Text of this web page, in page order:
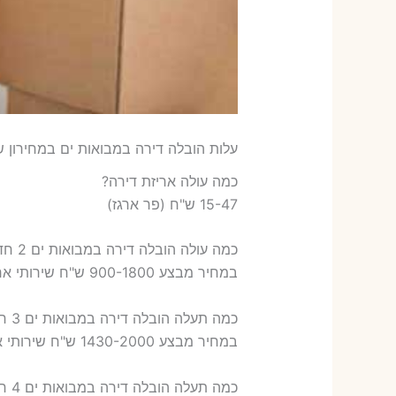
עלות הובלה דירה במבואות ים במחירון
כמה עולה אריזת דירה​?
15-47 ש"ח (פר ארגז)
כמה עולה הובלה דירה במבואות ים 2 חדרים פלוס עלות אריזת דירה ?
במחיר מבצע 900-1800 ש"ח שירותי אריזת שני חדרים – 700-900 ש"ח
כמה תעלה הובלה דירה במבואות ים 3 חדרים פלוס עלות אריזת דירה ?
במחיר מבצע 1430-2000 ש"ח שירותי אריזת שלושה חדרים – 1,000-1,200 ש"ח
כמה תעלה הובלה דירה במבואות ים 4 חדרים פלוס עלות אריזת דירה ?